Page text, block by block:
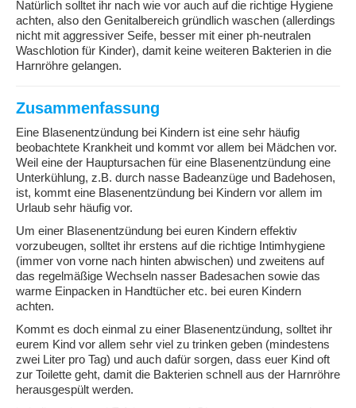
Natürlich solltet ihr nach wie vor auch auf die richtige Hygiene
achten, also den Genitalbereich gründlich waschen (allerdings
nicht mit aggressiver Seife, besser mit einer ph-neutralen
Waschlotion für Kinder), damit keine weiteren Bakterien in die
Harnröhre gelangen.
Zusammenfassung
Eine Blasenentzündung bei Kindern ist eine sehr häufig
beobachtete Krankheit und kommt vor allem bei Mädchen vor.
Weil eine der Hauptursachen für eine Blasenentzündung eine
Unterkühlung, z.B. durch nasse Badeanzüge und Badehosen,
ist, kommt eine Blasenentzündung bei Kindern vor allem im
Urlaub sehr häufig vor.
Um einer Blasenentzündung bei euren Kindern effektiv
vorzubeugen, solltet ihr erstens auf die richtige Intimhygiene
(immer von vorne nach hinten abwischen) und zweitens auf
das regelmäßige Wechseln nasser Badesachen sowie das
warme Einpacken in Handtücher etc. bei euren Kindern
achten.
Kommt es doch einmal zu einer Blasenentzündung, solltet ihr
eurem Kind vor allem sehr viel zu trinken geben (mindestens
zwei Liter pro Tag) und auch dafür sorgen, dass euer Kind oft
zur Toilette geht, damit die Bakterien schnell aus der Harnröhre
herausgespült werden.